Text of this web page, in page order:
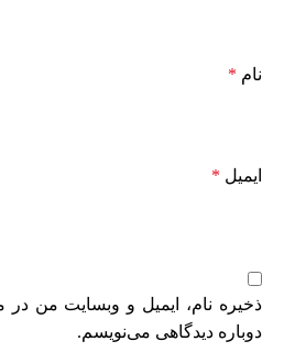
نام *
ایمیل *
ذخیره نام، ایمیل و وبسایت من در
دوباره دیدگاهی می‌نویسم.